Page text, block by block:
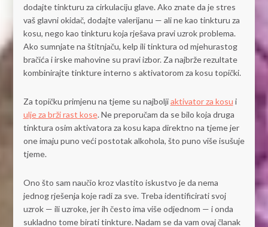
dodajte tinkturu za cirkulaciju glave. Ako znate da je stres
vaš glavni okidač, dodajte valerijanu — ali ne kao tinkturu za
kosu, nego kao tinkturu koja rješava pravi uzrok problema.
Ako sumnjate na štitnjaču, kelp ili tinktura od mjehurastog
bračića i irske mahovine su pravi izbor. Za najbrže rezultate
kombinirajte tinkture interno s aktivatorom za kosu topički.
Za topičku primjenu na tjeme su najboljiaktivator za kosu i
ulje za brži rast kose. Ne preporučam da se bilo koja druga
tinktura osim aktivatora za kosu kapa direktno na tjeme jer
one imaju puno veći postotak alkohola, što puno više isušuje
tjeme.
Ono što sam naučio kroz vlastito iskustvo je da nema
jednog rješenja koje radi za sve. Treba identificirati svoj
uzrok — ili uzroke, jer ih često ima više odjednom — i onda
sukladno tome birati tinkture. Nadam se da vam ovaj članak